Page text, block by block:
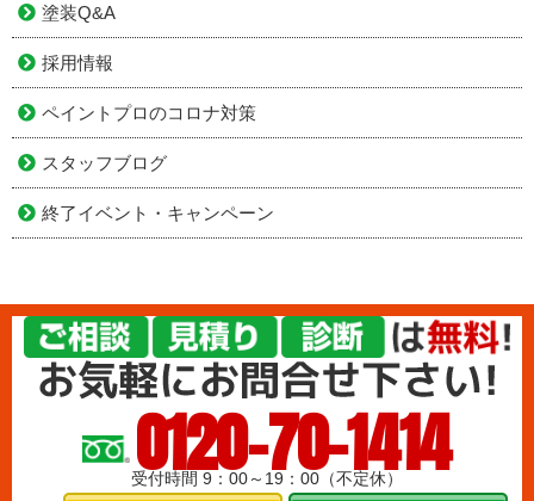
塗装Q&A
採用情報
ペイントプロのコロナ対策
スタッフブログ
終了イベント・キャンペーン
0120-70-1414
受付時間 9：00～19：00（不定休）